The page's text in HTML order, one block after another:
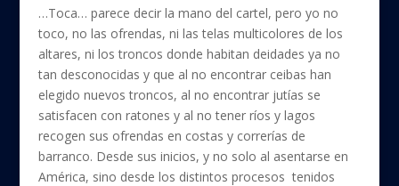
…Toca… parece decir la mano del cartel, pero yo no
toco, no las ofrendas, ni las telas multicolores de los
altares, ni los troncos donde habitan deidades ya no
tan desconocidas y que al no encontrar ceibas han
elegido nuevos troncos, al no encontrar jutías se
satisfacen con ratones y al no tener ríos y lagos
recogen sus ofrendas en costas y correrías de
barranco. Desde sus inicios, y no solo al asentarse en
América, sino desde los distintos procesos tenidos